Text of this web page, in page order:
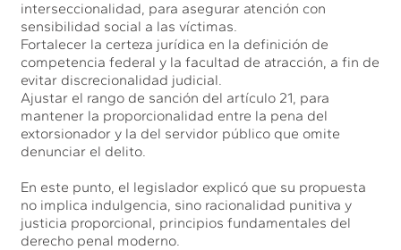
interseccionalidad, para asegurar atención con
sensibilidad social a las víctimas.
Fortalecer la certeza jurídica en la definición de
competencia federal y la facultad de atracción, a fin de
evitar discrecionalidad judicial.
Ajustar el rango de sanción del artículo 21, para
mantener la proporcionalidad entre la pena del
extorsionador y la del servidor público que omite
denunciar el delito.
En este punto, el legislador explicó que su propuesta
no implica indulgencia, sino racionalidad punitiva y
justicia proporcional, principios fundamentales del
derecho penal moderno.